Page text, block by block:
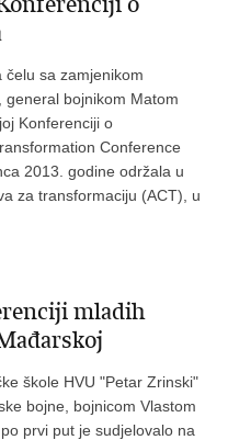
čelu sa zamjenikom
general bojnikom Matom
Konferenciji o
Conference
2013. godine održala u
za transformaciju (ACT), u
mladih
škole HVU "Petar Zrinski"
bojne, bojnicom Vlastom
prvi put je sudjelovalo na